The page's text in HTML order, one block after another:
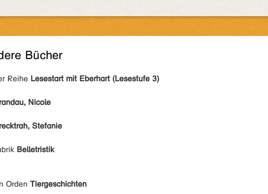
Bücher
Reihe Lesestart mit Eberhart (Lesestufe 3)
Nicole
Stefanie
Belletristik
Orden Tiergeschichten